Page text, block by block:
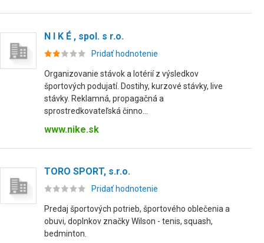
N I K É , spol. s r.o.
Pridať hodnotenie
Organizovanie stávok a lotérií z výsledkov
športových podujatí. Dostihy, kurzové stávky, live
stávky. Reklamná, propagačná a
sprostredkovateľská činno...
www.nike.sk
TORO SPORT, s.r.o.
Pridať hodnotenie
Predaj športových potrieb, športového oblečenia a
obuvi, doplnkov značky Wilson - tenis, squash,
bedminton.